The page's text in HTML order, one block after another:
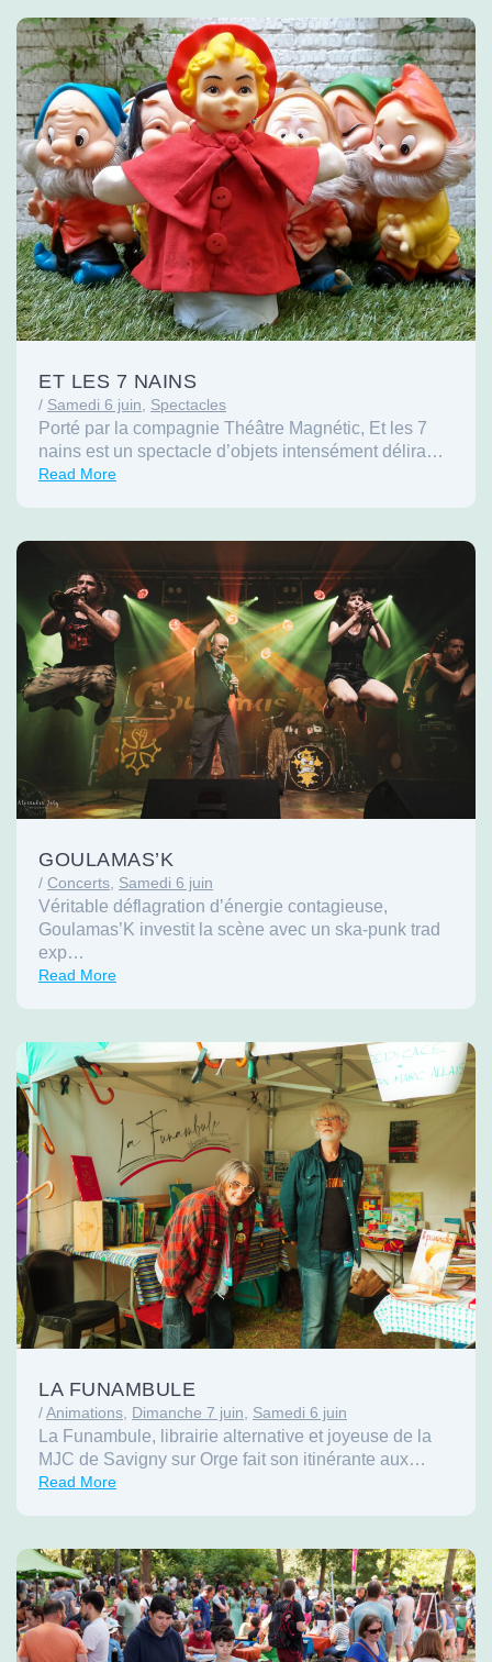
ET LES 7 NAINS
/ Samedi 6 juin, Spectacles
Porté par la compagnie Théâtre Magnétic, Et les 7
nains est un spectacle d’objets intensément délira…
Read More
GOULAMAS’K
/ Concerts, Samedi 6 juin
Véritable déflagration d’énergie contagieuse,
Goulamas’K investit la scène avec un ska-punk trad
exp…
Read More
LA FUNAMBULE
/Animations Dimanche 7 juin Samedi 6 juin
La Funambule, librairie alternative et joyeuse de la
MJC de Savigny sur Orge fait son itinérante aux…
Read More